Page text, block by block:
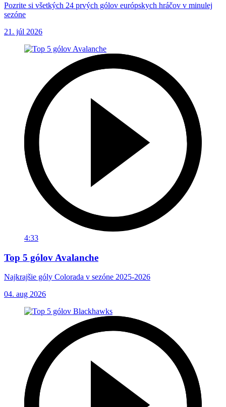
Pozrite si všetkých 24 prvých gólov európskych hráčov v minulej
sezóne
21. júl 2026
4:33
Top 5 gólov Avalanche
Najkrajšie góly Colorada v sezóne 2025-2026
04. aug 2026